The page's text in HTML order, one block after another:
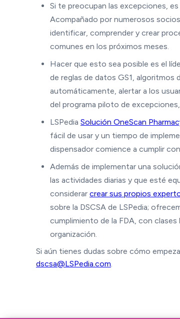
Si te preocupan las excepciones,
Acompañado por numerosos
identificar, comprender y crear
comunes en los próximos meses.
Hacer que esto sea posible es el
de reglas de datos GS1, algoritmos
automáticamente, alertar a los
del programa piloto de
LSPedia Solución OneScan
fácil de usar y un tiempo de
dispensador comience a cumplir
Además de implementar una
las actividades diarias y que esté
considerar crear sus propios
sobre la DSCSA de LSPedia;
cumplimiento de la FDA, con
organización.
Si aún tienes dudas sobre cómo
dscsa@LSPedia.com